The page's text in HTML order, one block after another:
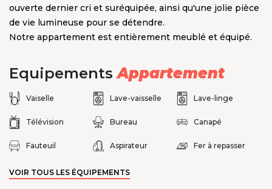
ouverte dernier cri et suréquipée, ainsi qu'une jolie pièce
de vie lumineuse pour se détendre.
Notre appartement est entièrement meublé et équipé.
EquipementsAppartement
Vaiselle Lave-vaisselle Lave-linge
Télévision Bureau Canapé
Fauteuil Aspirateur Fer à repasser
VOIR TOUS LES ÉQUIPEMENTS